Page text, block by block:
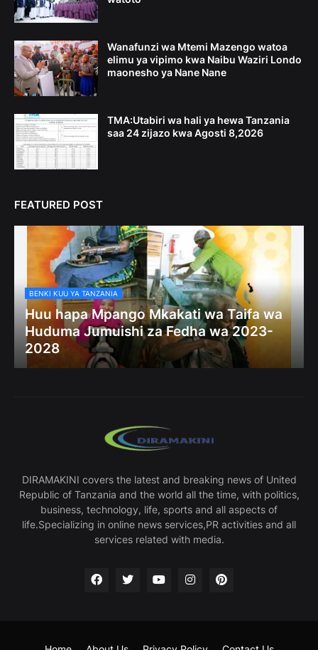
Wanafunzi wa Mtemi Mazengo watoa
elimu ya vipimo kwa Naibu Waziri Londo
maonesho ya Nane Nane
TMA:Utabiri wa hali ya hewa Tanzania
saa 24 zijazo kwa Agosti 8,2026
FEATURED POST
BENKI KUU YA TANZANIA
Huu hapa Mpango Mkakati wa Taifa wa
Huduma Jumuishi za Fedha wa 2023-
2028
DIRAMAKINI covers the latest and breaking news of United
Republic of Tanzania and the world all the time, with politics,
business, technology, life, sports and all aspects of
life.Specializing in online news services,PR activities and all
services related with media.